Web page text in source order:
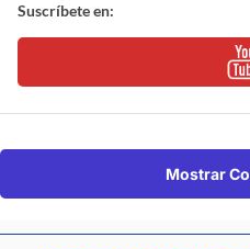
Suscríbete en:
Mostrar